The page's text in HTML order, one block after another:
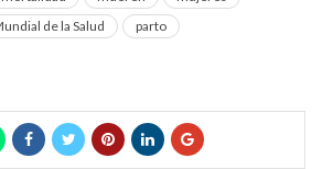
de la Salud
parto